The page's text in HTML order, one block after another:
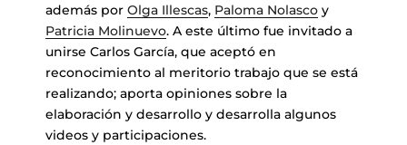
además por Olga Illescas, Paloma Nolasco y
Patricia Molinuevo. A este último fue invitado a
unirse Carlos García, que aceptó en
reconocimiento al meritorio trabajo que se está
realizando; aporta opiniones sobre la
elaboración y desarrollo y desarrolla algunos
videos y participaciones.